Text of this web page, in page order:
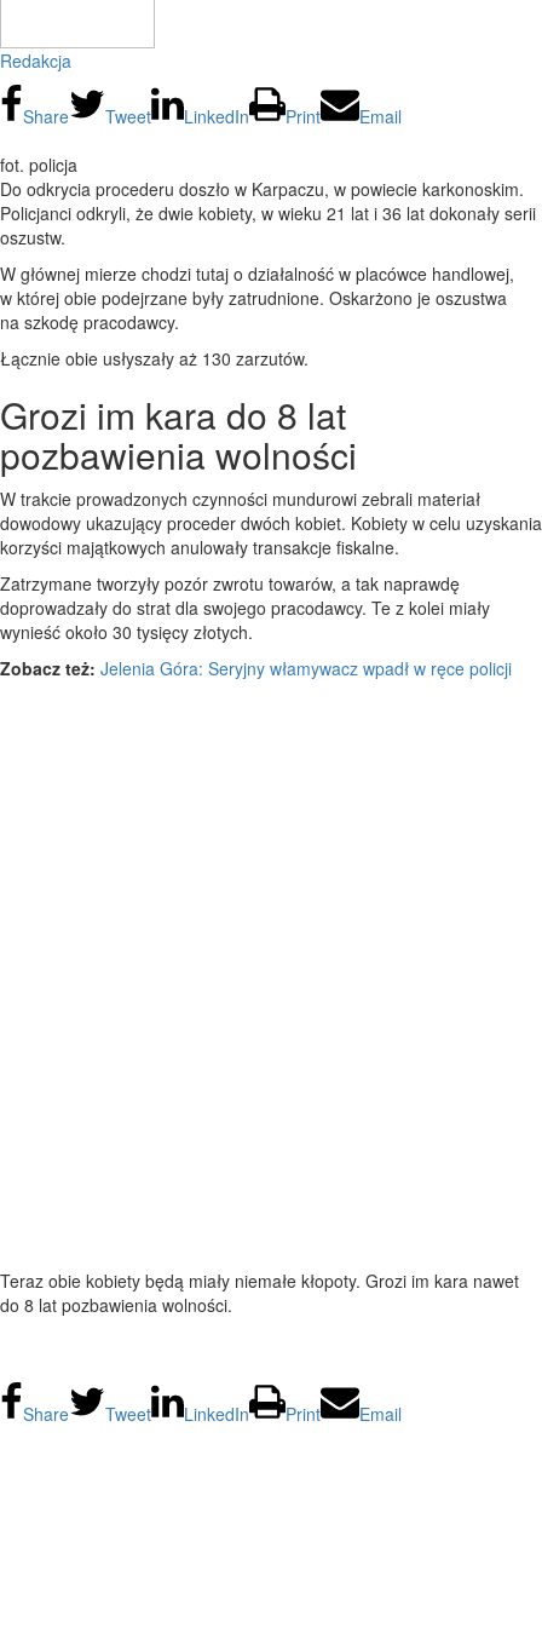
Redakcja
Share Tweet LinkedIn Print
Email
fot. policja
Do odkrycia procederu doszło w Karpaczu, w powiecie karkonoskim.
Policjanci odkryli, że dwie kobiety, w wieku 21 lat i 36 lat dokonały serii
oszustw.
W głównej mierze chodzi tutaj o działalność w placówce handlowej,
w której obie podejrzane były zatrudnione. Oskarżono je oszustwa
na szkodę pracodawcy.
Łącznie obie usłyszały aż 130 zarzutów.
Grozi im kara do 8 lat
pozbawienia wolności
W trakcie prowadzonych czynności mundurowi zebrali materiał
dowodowy ukazujący proceder dwóch kobiet. Kobiety w celu uzyskania
korzyści majątkowych anulowały transakcje fiskalne.
Zatrzymane tworzyły pozór zwrotu towarów, a tak naprawdę
doprowadzały do strat dla swojego pracodawcy. Te z kolei miały
wynieść około 30 tysięcy złotych.
Zobacz też: Jelenia Góra: Seryjny włamywacz wpadł w ręce policji
Teraz obie kobiety będą miały niemałe kłopoty. Grozi im kara nawet
do 8 lat pozbawienia wolności.
Share Tweet LinkedIn Print Email